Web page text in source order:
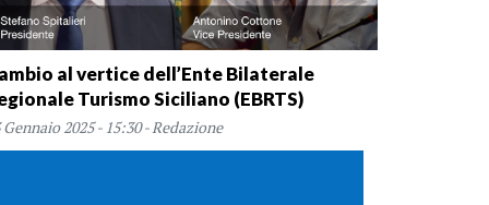
al vertice dell’Ente Bilaterale
Turismo Siciliano (EBRTS)
Gennaio 2025 - 15:30 - Redazione